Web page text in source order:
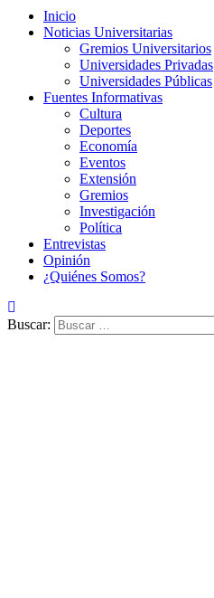
Inicio
Noticias Universitarias
Gremios Universitarios
Universidades Privadas
Universidades Públicas
Fuentes Informativas
Cultura
Deportes
Economía
Eventos
Extensión
Gremios
Investigación
Política
Entrevistas
Opinión
¿Quiénes Somos?
Buscar: